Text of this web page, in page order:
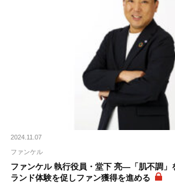
2024.11.07
ファンケル
ファンケル 執行役員・堂下 亮―「肌不調」
ランド体験を促しファン獲得を進める